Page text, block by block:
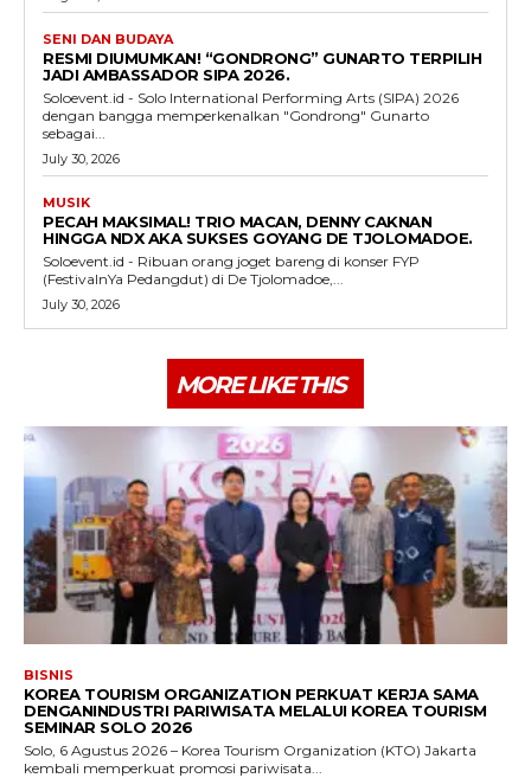
SENI DAN BUDAYA
RESMI DIUMUMKAN! “GONDRONG” GUNARTO TERPILIH
JADI AMBASSADOR SIPA 2026.
Soloevent.id - Solo International Performing Arts (SIPA) 2026
dengan bangga memperkenalkan "Gondrong" Gunarto
sebagai...
July 30, 2026
MUSIK
PECAH MAKSIMAL! TRIO MACAN, DENNY CAKNAN
HINGGA NDX AKA SUKSES GOYANG DE TJOLOMADOE.
Soloevent.id - Ribuan orang joget bareng di konser FYP
(FestivalnYa Pedangdut) di De Tjolomadoe,...
July 30, 2026
MORE LIKE THIS
BISNIS
KOREA TOURISM ORGANIZATION PERKUAT KERJA SAMA
DENGANINDUSTRI PARIWISATA MELALUI KOREA TOURISM
SEMINAR SOLO 2026
Solo, 6 Agustus 2026 – Korea Tourism Organization (KTO) Jakarta
kembali memperkuat promosi pariwisata...